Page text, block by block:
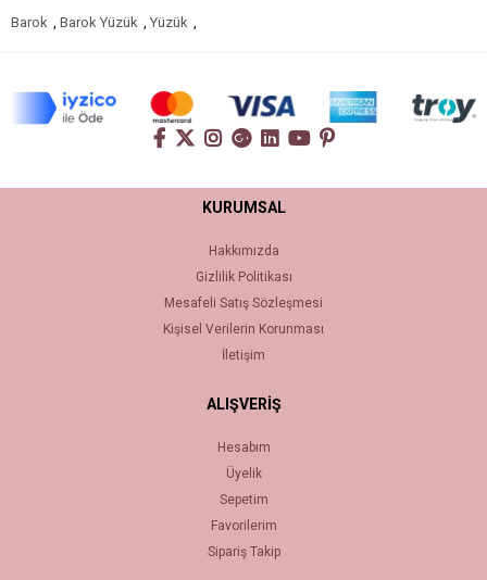
Barok
Barok Yüzük Yüzük
KURUMSAL
Hakkımızda
Gizlilik Politikası
Mesafeli Satış Sözleşmesi
Kişisel Verilerin Korunması
İletişim
ALIŞVERİŞ
Hesabım
Üyelik
Sepetim
Favorilerim
Sipariş Takip